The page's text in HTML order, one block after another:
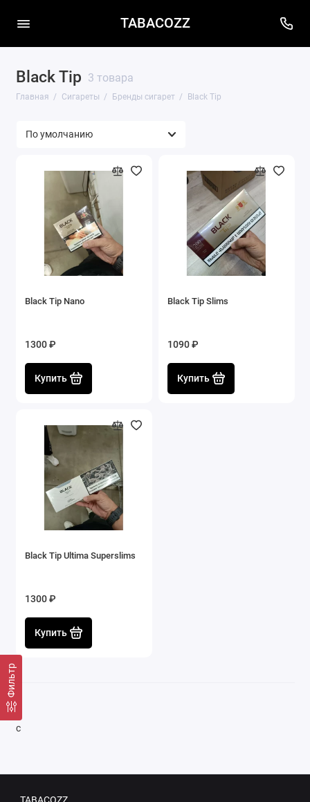
TABACOZZ
Black Tip 3 товара
Главная Сигареты Бренды сигарет Black Tip
Фильтр
Black Tip Nano
1300 ₽
Купить
Black Tip Slims
1090 ₽
Купить
Black Tip Ultima Superslims
1300 ₽
Купить
с